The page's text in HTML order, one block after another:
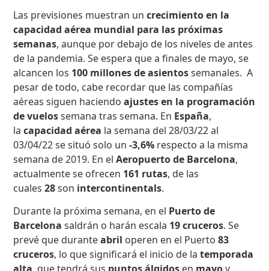
Las previsiones muestran uncrecimiento en la
capacidad aérea mundial para las próximas
semanas, aunque por debajo de los niveles de antes
de la pandemia. Se espera que a finales de mayo, se
alcancen los 100 millones de asientossemanales. A
pesar de todo, cabe recordar que las compañías
aéreas siguen haciendoajustes en la programación
de vuelossemana tras semana. En España,
lacapacidad aérea la semana del 28/03/22 al
03/04/22 se situó solo un-3,6% respecto a la misma
semana de 2019. En elAeropuerto de Barcelona,
actualmente se ofrecen 161 rutas, de las
cuales28son intercontinentals.
Durante la próxima semana, en el Puerto de
Barcelona saldrán o harán escala 19 cruceros. Se
prevé que duranteabril operen en el Puerto83
cruceros, lo que significará el inicio de latemporada